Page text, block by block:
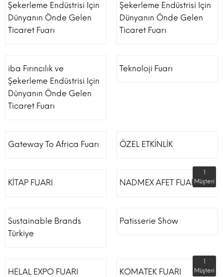
Şekerleme Endüstrisi Için
Dünyanın Önde Gelen
Ticaret Fuarı
Şekerleme Endüstrisi Için
Dünyanın Önde Gelen
Ticaret Fuarı
iba Fırıncılık ve
Şekerleme Endüstrisi Için
Dünyanın Önde Gelen
Ticaret Fuarı
Teknoloji Fuarı
Gateway To Africa Fuarı ÖZEL ETKİNLİK
KİTAP FUARI NADMEX AFET FUARI
1
Müşteri
Sustainable Brands
Türkiye
Patisserie Show
HELAL EXPO FUARI KOMATEK FUARI
1
Müşteri